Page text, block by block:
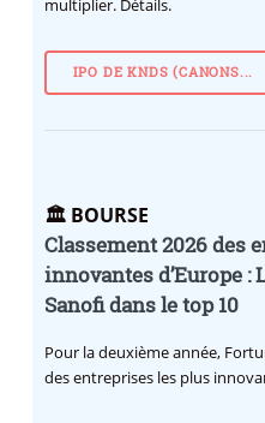
multiplier. Détails.
IPO DE KNDS (CANONS...
🏛️ BOURSE
Classement 2026 des
innovantes d’Europe :
Sanofi dans le top 10
Pour la deuxième année,
des entreprises les plus